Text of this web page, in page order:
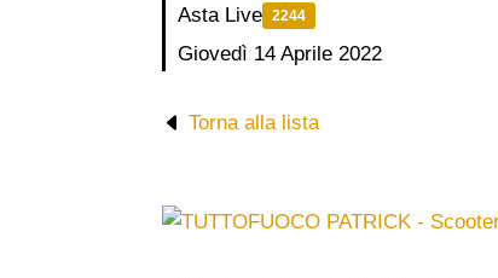
Asta Live 2244
Giovedì 14 Aprile 2022
Torna alla lista